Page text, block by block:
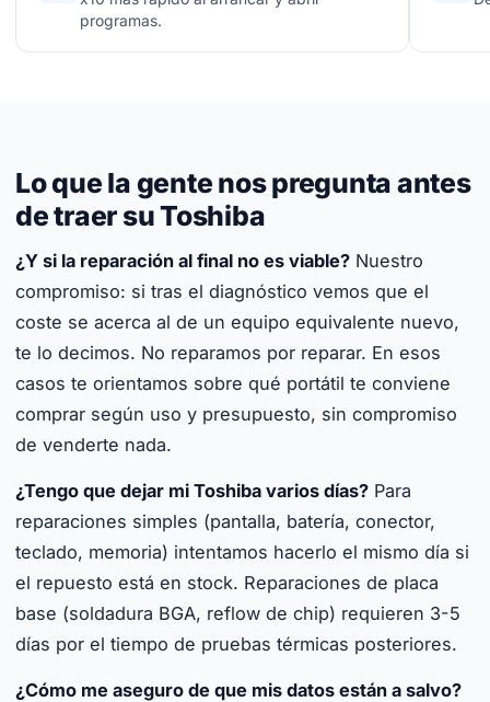
programas.
Lo que la gente nos pregunta antes
de traer su Toshiba
¿Y si la reparación al final no es viable? Nuestro
compromiso: si tras el diagnóstico vemos que el
coste se acerca al de un equipo equivalente nuevo,
te lo decimos. No reparamos por reparar. En esos
casos te orientamos sobre qué portátil te conviene
comprar según uso y presupuesto, sin compromiso
de venderte nada.
¿Tengo que dejar mi Toshiba varios días? Para
reparaciones simples (pantalla, batería, conector,
teclado, memoria) intentamos hacerlo el mismo día si
el repuesto está en stock. Reparaciones de placa
base (soldadura BGA, reflow de chip) requieren 3-5
días por el tiempo de pruebas térmicas posteriores.
¿Cómo me aseguro de que mis datos están a salvo?